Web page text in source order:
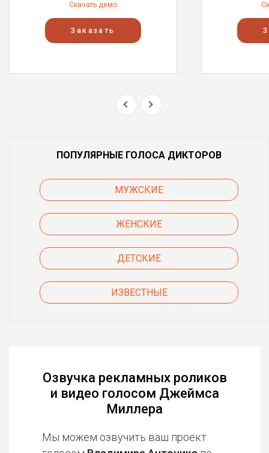
Скачать демо
Заказать
ПОПУЛЯРНЫЕ ГОЛОСА ДИКТОРОВ
МУЖСКИЕ
ЖЕНСКИЕ
ДЕТСКИЕ
ИЗВЕСТНЫЕ
Озвучка рекламных роликов
и видео голосом Джеймса
Миллера
Мы можем озвучить ваш проект